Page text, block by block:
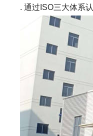
. 通过ISO三大体系